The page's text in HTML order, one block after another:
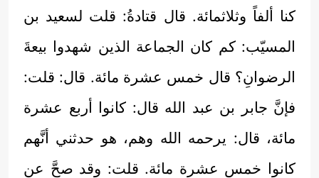
كنا ألفاً وثلاثمائة. قال قتادةُ: قلت لسعيد بن
المسيّب: كم كان الجماعة الذين شهدوا بيعةَ
الرضوانِ؟ قال خمس عشرة مائة. قال: قلت:
فإنَّ جابر بن عبد الله قال: كانوا أربع عشرة
مائة، قال: يرحمه الله وهم، هو حدثني أنَّهم
كانوا خمس عشرة مائة. قلت: وقد صحَّ عن